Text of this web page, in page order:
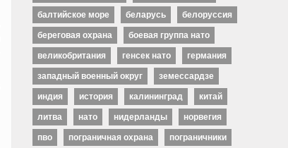
балтийское море беларусь белоруссия
береговая охрана боевая группа нато
великобритания генсек нато германия
западный военный округ земессардзе
индия история калининград китай
литва нато нидерланды норвегия
пво пограничная охрана пограничники